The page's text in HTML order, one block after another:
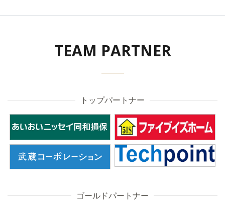
TEAM PARTNER
トップパートナー
ゴールドパートナー